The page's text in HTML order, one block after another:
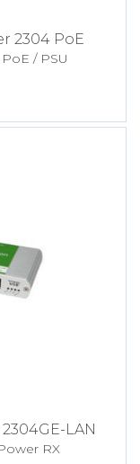
2304 PoE
/ PSU
LAN
RX